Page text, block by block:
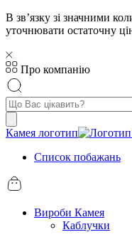
В звʼязку зі значними
уточнювати остаточну
Про компанію
Пошук
товарів
Камея логотип
Список побажань
Вироби Камея
Каблучки